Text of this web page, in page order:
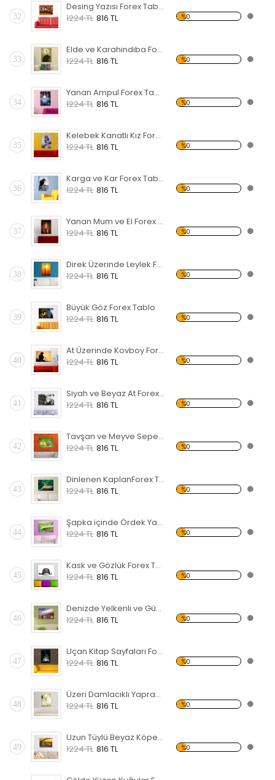
32
Desing Yazısı Forex Tablo
1224 TL 816 TL %0
33
Elde ve Karahindiba Forex Tablo
1224 TL 816 TL %0
34
Yanan Ampul Forex Tablo
1224 TL 816 TL %0
35
Kelebek Kanatlı Kız Forex Tablo
1224 TL 816 TL %0
36
Karga ve Kar Forex Tablo
1224 TL 816 TL %0
37
Yanan Mum ve El Forex Tablo
1224 TL 816 TL %0
38
Direk Üzerinde Leylek Forex Tablo
1224 TL 816 TL %0
39
Büyük Göz Forex Tablo
1224 TL 816 TL %0
40
At Üzerinde Kovboy Forex Tablo
1224 TL 816 TL %0
41
Siyah ve Beyaz At Forex Tablo
1224 TL 816 TL %0
42
Tavşan ve Meyve Sepeti Forex Tablo
1224 TL 816 TL %0
43
Dinlenen KaplanForex Tablo
1224 TL 816 TL %0
44
Şapka içinde Ördek Yavruları Forex Tablo
1224 TL 816 TL %0
45
Kask ve Gözlük Forex Tablo
1224 TL 816 TL %0
46
Denizde Yelkenli ve Gün Batımı Forex Tablo
1224 TL 816 TL %0
47
Uçan Kitap Sayfaları Forex Tablo
1224 TL 816 TL %0
48
Üzeri Damlacıklı Yaprak Forex Tablo
1224 TL 816 TL %0
49
Uzun Tüylü Beyaz Köpek Forex Tablo
1224 TL 816 TL %0